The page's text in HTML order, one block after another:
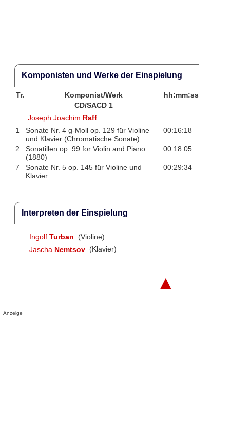
Komponisten und Werke der Einspielung
Tr. Komponist/Werk
hh:mm:ss
CD/SACD 1
Joseph Joachim Raff
1
Sonate Nr. 4 g-Moll op. 129 für Violine
und Klavier (Chromatische Sonate)
00:16:18
2
Sonatillen op. 99 for Violin and Piano
(1880)
00:18:05
7
Sonate Nr. 5 op. 145 für Violine und
Klavier
00:29:34
Interpreten der Einspielung
Ingolf Turban
(Violine)
Jascha Nemtsov (Klavier)
▲
Anzeige